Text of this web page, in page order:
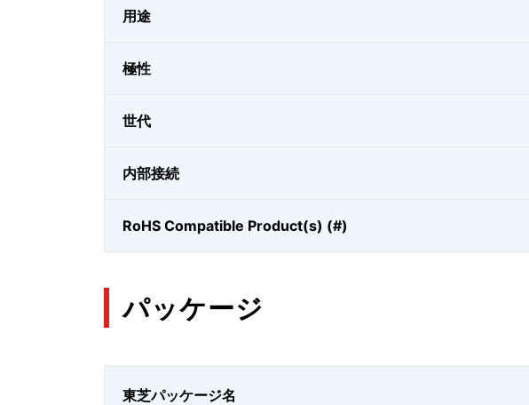
用途
極性
世代
内部接続
RoHS Compatible Product(s) (#)
パッケージ
東芝パッケージ名